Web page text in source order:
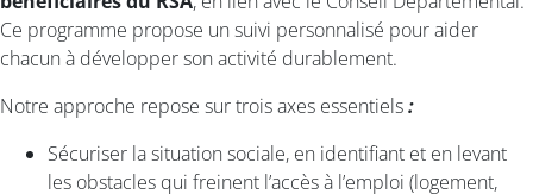
Ce programme propose un suivi personnalisé pour aider
chacun à développer son activité durablement.
Notre approche repose sur trois axes essentiels:
Sécuriser la situation sociale, en identifiant et en levant
les obstacles qui freinent l’accès à l’emploi (logement,